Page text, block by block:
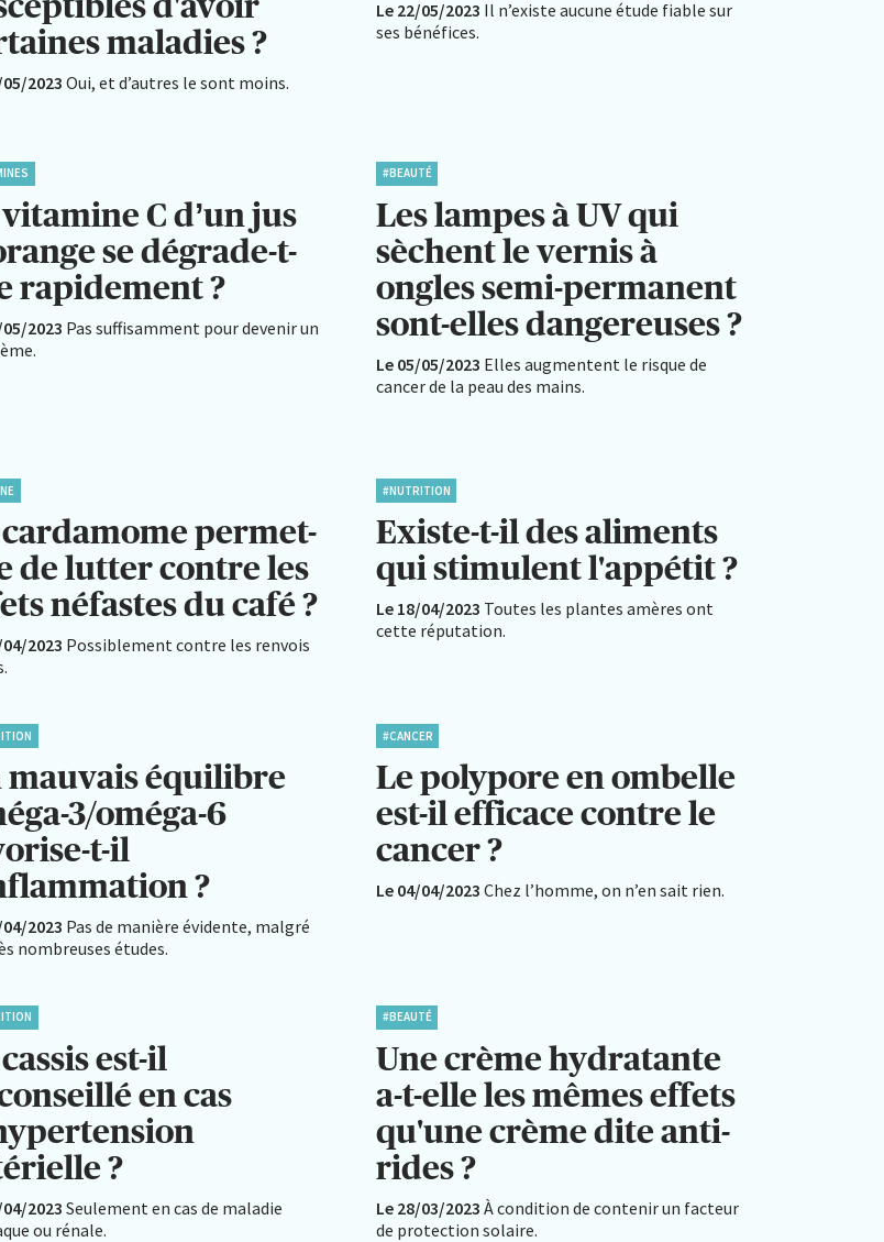
maladies ?
2023 Oui, et d’autres le sont moins.
Le 22/05/2023 Il n’existe aucune étude fiable sur
ses bénéfices.
C d’un jus
se dégrade-t-
rapidement ?
2023 Pas suffisamment pour devenir un
#BEAUTÉ
Les lampes à UV qui
sèchent le vernis à
ongles semi-permanent
sont-elles dangereuses ?
Le 05/05/2023 Elles augmentent le risque de
cancer de la peau des mains.
permet-
de lutter contre les
néfastes du café ?
2023 Possiblement contre les renvois
#NUTRITION
Existe-t-il des aliments
qui stimulent l'appétit ?
Le 18/04/2023 Toutes les plantes amères ont
cette réputation.
mauvais équilibre
3/oméga-6
t-il
?
2023 Pas de manière évidente, malgré
nombreuses études.
#CANCER
Le polypore en ombelle
est-il efficace contre le
cancer ?
Le 04/04/2023 Chez l’homme, on n’en sait rien.
est-il
en cas
?
2023 Seulement en cas de maladie
ou rénale.
#BEAUTÉ
Une crème hydratante
a-t-elle les mêmes effets
qu'une crème dite anti-
rides ?
Le 28/03/2023 À condition de contenir un facteur
de protection solaire.